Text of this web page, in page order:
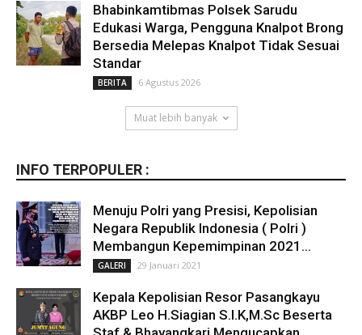
Bhabinkamtibmas Polsek Sarudu
Edukasi Warga, Pengguna Knalpot Brong
Bersedia Melepas Knalpot Tidak Sesuai
Standar
BERITA 6 Agustus 2026
Muat lebih banyak
INFO TERPOPULER :
Menuju Polri yang Presisi, Kepolisian
Negara Republik Indonesia ( Polri )
Membangun Kepemimpinan 2021...
GALERI 29 Januari 2021
Kepala Kepolisian Resor Pasangkayu
AKBP Leo H.Siagian S.I.K,M.Sc Beserta